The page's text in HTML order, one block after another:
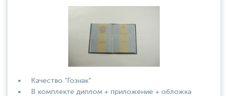
Качество "Гознак"
В комплекте диплом + приложение + обложка